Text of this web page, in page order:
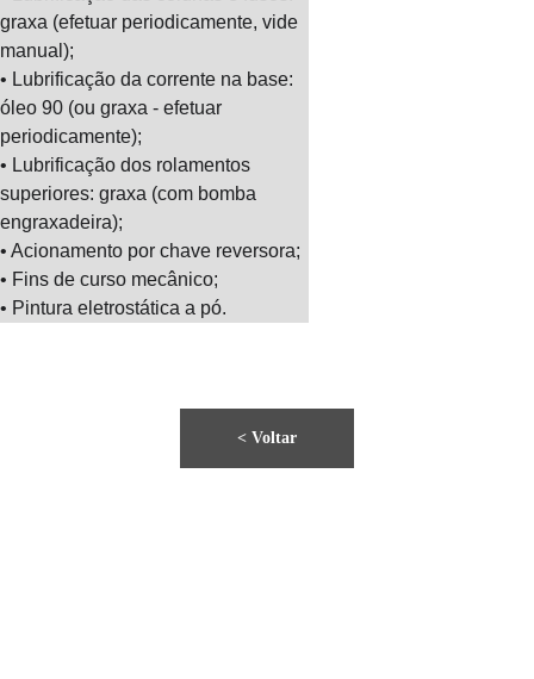
graxa (efetuar periodicamente, vide
manual);
• Lubrificação da corrente na base:
óleo 90 (ou graxa - efetuar
periodicamente);
• Lubrificação dos rolamentos
superiores: graxa (com bomba
engraxadeira);
• Acionamento por chave reversora;
• Fins de curso mecânico;
• Pintura eletrostática a pó.
< Voltar